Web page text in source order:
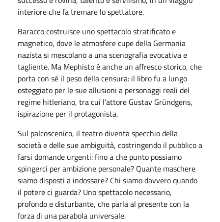
interiore che fa tremare lo spettatore.
Baracco costruisce uno spettacolo stratificato e
magnetico, dove le atmosfere cupe della Germania
nazista si mescolano a una scenografia evocativa e
tagliente. Ma Mephisto è anche un affresco storico, che
porta con sé il peso della censura: il libro fu a lungo
osteggiato per le sue allusioni a personaggi reali del
regime hitleriano, tra cui l’attore Gustav Gründgens,
ispirazione per il protagonista.
Sul palcoscenico, il teatro diventa specchio della
società e delle sue ambiguità, costringendo il pubblico a
farsi domande urgenti: fino a che punto possiamo
spingerci per ambizione personale? Quante maschere
siamo disposti a indossare? Chi siamo davvero quando
il potere ci guarda? Uno spettacolo necessario,
profondo e disturbante, che parla al presente con la
forza di una parabola universale.